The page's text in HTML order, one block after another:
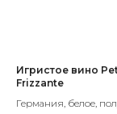
Игристое вино
Frizzante
Германия, белое,